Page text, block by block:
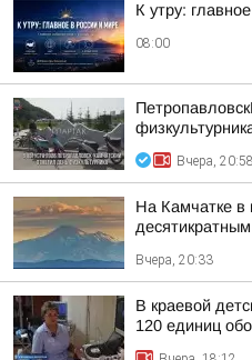
К утру:
08:00
Вчера, 20:58
На Камчатке в
Вчера, 20:33
В краевой
120 единиц